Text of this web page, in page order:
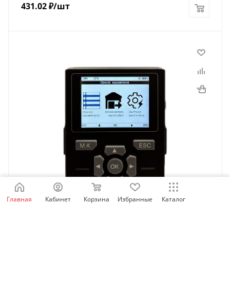
431.02₽/шт
Главная Кабинет Корзина Избранные Каталог